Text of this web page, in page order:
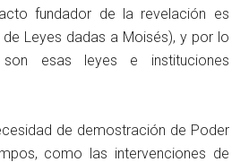
fundador de la revelación es
Leyes dadas a Moisés), y por lo
esas leyes e instituciones
de demostración de Poder
como las intervenciones de